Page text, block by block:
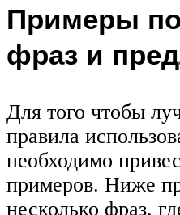
Примеры
фраз и
Для того чтобы
правила
необходимо
примеров. Ниже
несколько фраз,